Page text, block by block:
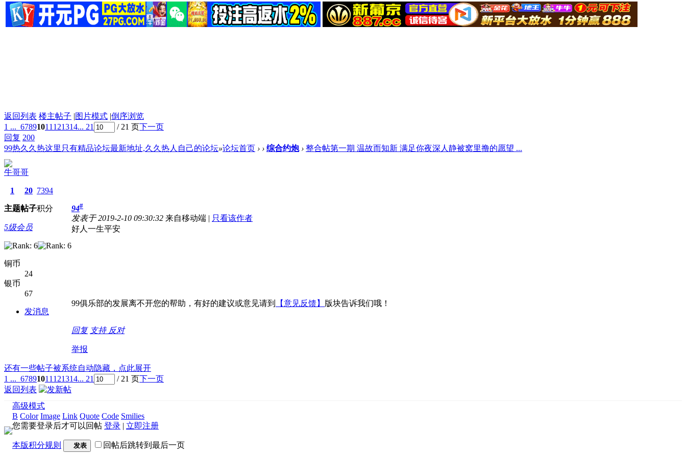
返回列表 楼主帖子 |图片模式 |倒序浏览
1 ... 67891011 121314... 21 / 21 页下一页
回复 200
99热久久热这里只有精品论坛最新地址,久久热人自己的论坛»论坛首页 › › 综合约炮 › 整合帖第一期 温故而知新 满足你夜深人静被窝里撸的愿望 ...
牛哥哥
1
主题
20
帖子
7394
积分
5级会员
铜币
24
银币
67
发消息
94#
发表于 2019-2-10 09:30:32 来自移动端 | 只看该作者
好人一生平安
99俱乐部的发展离不开您的帮助，有好的建议或意见请到 【意见反馈】 版块告诉我们哦！
回复 支持 反对
举报
还有一些帖子被系统自动隐藏，点此展开
1 ... 67891011 121314... 21 / 21 页下一页
返回列表
高级模式
B Color Image Link Quote Code Smilies
您需要登录后才可以回帖 登录 | 立即注册
本版积分规则 发表 回帖后跳转到最后一页